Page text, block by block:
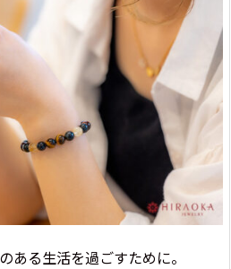
る生活を過ごすために。